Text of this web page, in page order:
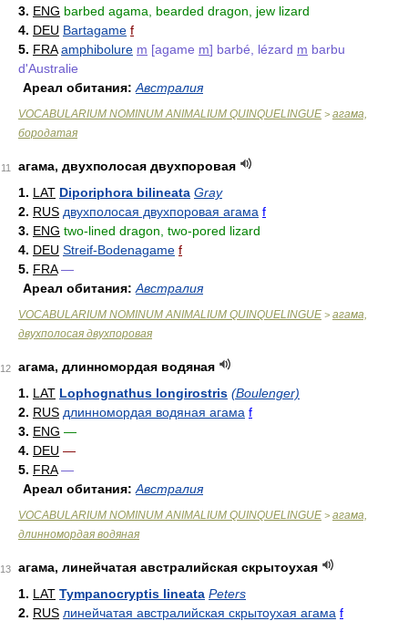
3. ENG barbed agama, bearded dragon, jew lizard
4. DEU Bartagame f
5. FRA amphibolure m [agame m] barbé, lézard m barbu
d'Australie
Ареал обитания: Австралия
VOCABULARIUM NOMINUM ANIMALIUM QUINQUELINGUE > агама,
бородатая
11
агама, двухполосая двухпоровая
1. LAT Diporiphora bilineata Gray
2. RUS двухполосая двухпоровая агама f
3. ENG two-lined dragon, two-pored lizard
4. DEU Streif-Bodenagame f
5. FRA —
Ареал обитания: Австралия
VOCABULARIUM NOMINUM ANIMALIUM QUINQUELINGUE > агама,
двухполосая двухпоровая
12
агама, длинномордая водяная
1. LAT Lophognathus longirostris (Boulenger)
2. RUS длинномордая водяная агама f
3. ENG —
4. DEU —
5. FRA —
Ареал обитания: Австралия
VOCABULARIUM NOMINUM ANIMALIUM QUINQUELINGUE > агама,
длинномордая водяная
13
агама, линейчатая австралийская скрытоухая
1. LAT Tympanocryptis lineata Peters
2. RUS линейчатая австралийская скрытоухая агама f